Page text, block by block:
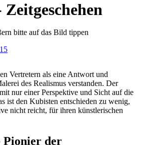
bitte auf das Bild tippen
Vertretern als eine Antwort und
des Realismus verstanden. Der
nur einer Perspektive und Sicht auf die
ist den Kubisten entschieden zu wenig,
nicht reicht, für ihren künstlerischen
Pionier der